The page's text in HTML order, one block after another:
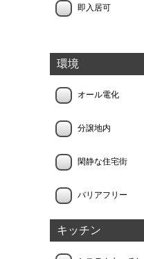
即入居可
環境
オール電化
分譲地内
閑静な住宅街
バリアフリー
キッチン